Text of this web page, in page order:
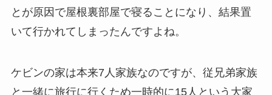
とが原因で屋根裏部屋で寝ることになり、結果置
いて行かれてしまったんですよね。
ケビンの家は本来7人家族なのですが、従兄弟家族
と一緒に旅行に行くため一時的に15人という大家